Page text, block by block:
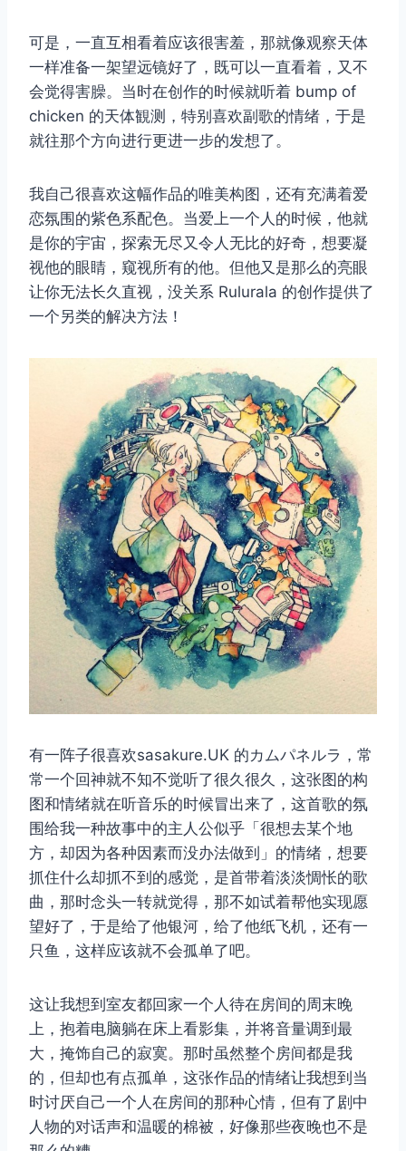
可是，一直互相看着应该很害羞，那就像观察天体
一样准备一架望远镜好了，既可以一直看着，又不
会觉得害臊。当时在创作的时候就听着 bump of
chicken 的天体観测，特别喜欢副歌的情绪，于是
就往那个方向进行更进一步的发想了。
我自己很喜欢这幅作品的唯美构图，还有充满着爱
恋氛围的紫色系配色。当爱上一个人的时候，他就
是你的宇宙，探索无尽又令人无比的好奇，想要凝
视他的眼睛，窥视所有的他。但他又是那么的亮眼
让你无法长久直视，没关系 Rulurala 的创作提供了
一个另类的解决方法！
有一阵子很喜欢sasakure.UK 的カムパネルラ，常
常一个回神就不知不觉听了很久很久，这张图的构
图和情绪就在听音乐的时候冒出来了，这首歌的氛
围给我一种故事中的主人公似乎「很想去某个地
方，却因为各种因素而没办法做到」的情绪，想要
抓住什么却抓不到的感觉，是首带着淡淡惆怅的歌
曲，那时念头一转就觉得，那不如试着帮他实现愿
望好了，于是给了他银河，给了他纸飞机，还有一
只鱼，这样应该就不会孤单了吧。
这让我想到室友都回家一个人待在房间的周末晚
上，抱着电脑躺在床上看影集，并将音量调到最
大，掩饰自己的寂寞。那时虽然整个房间都是我
的，但却也有点孤单，这张作品的情绪让我想到当
时讨厌自己一个人在房间的那种心情，但有了剧中
人物的对话声和温暖的棉被，好像那些夜晚也不是